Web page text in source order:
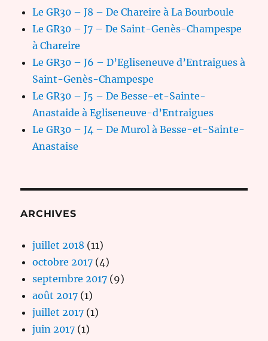
Le GR30 – J8 – De Chareire à La Bourboule
Le GR30 – J7 – De Saint-Genès-Champespe
à Chareire
Le GR30 – J6 – D’Egliseneuve d’Entraigues à
Saint-Genès-Champespe
Le GR30 – J5 – De Besse-et-Sainte-
Anastaide à Egliseneuve-d’Entraigues
Le GR30 – J4 – De Murol à Besse-et-Sainte-
Anastaise
ARCHIVES
juillet 2018 (11)
octobre 2017 (4)
septembre 2017 (9)
août 2017 (1)
juillet 2017 (1)
juin 2017 (1)